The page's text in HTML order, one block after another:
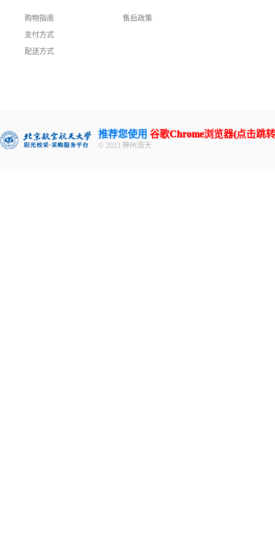
购物指南
支付方式
配送方式
售后政策
推荐您使用 谷歌Chrome浏览器(点击跳
© 2023 神州浩天